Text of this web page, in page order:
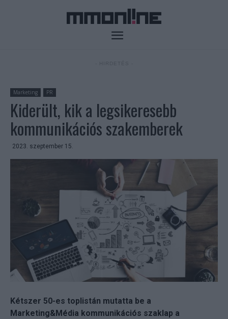
Marketing PR
Kiderült, kik a legsikeresebb
kommunikációs szakemberek
2023. szeptember 15.
Kétszer 50-es toplistán mutatta be a
Marketing&Média kommunikációs szaklap a